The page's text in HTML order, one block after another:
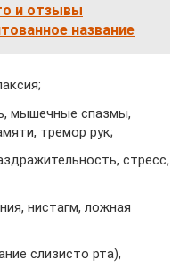
и отзывы
название
мышечные спазмы,
тремор рук;
стресс,
нистагм, ложная
слизисто рта),